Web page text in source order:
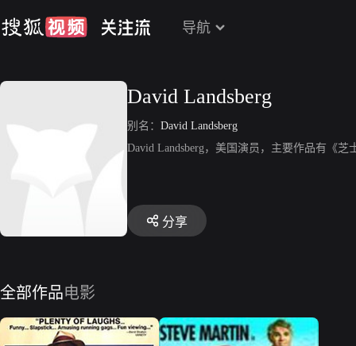
导航
David Landsberg
别名： David Landsberg
David Landsberg，美国演员，主要作品有《芝
分享
全部作品电影